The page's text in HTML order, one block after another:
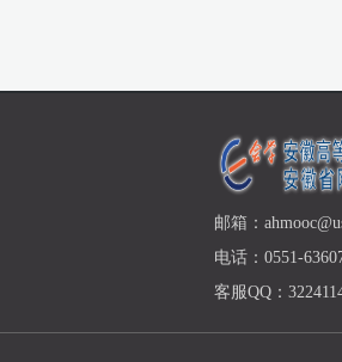
邮箱：
电话：0551-
客服QQ：